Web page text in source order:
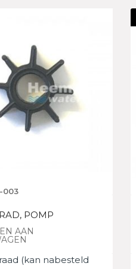
003
POMP
AAN
(kan nabesteld